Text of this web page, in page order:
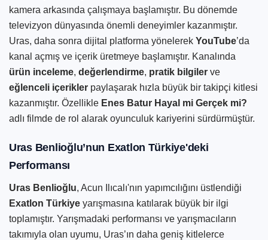
kamera arkasında çalışmaya başlamıştır. Bu dönemde
televizyon dünyasında önemli deneyimler kazanmıştır.
Uras, daha sonra dijital platforma yönelerek YouTube’da
kanal açmış ve içerik üretmeye başlamıştır. Kanalında
ürün inceleme, değerlendirme, pratik bilgiler ve
eğlenceli içerikler paylaşarak hızla büyük bir takipçi kitlesi
kazanmıştır. Özellikle Enes Batur Hayal mi Gerçek mi?
adlı filmde de rol alarak oyunculuk kariyerini sürdürmüştür.
Uras Benlioğlu’nun Exatlon Türkiye'deki
Performansı
Uras Benlioğlu, Acun Ilıcalı'nın yapımcılığını üstlendiği
Exatlon Türkiye yarışmasına katılarak büyük bir ilgi
toplamıştır. Yarışmadaki performansı ve yarışmacıların
takımıyla olan uyumu, Uras’ın daha geniş kitlelerce